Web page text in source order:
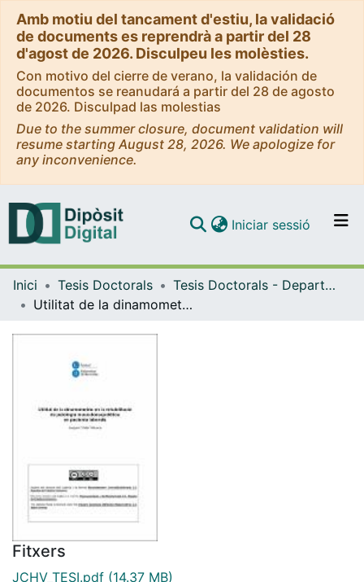
Amb motiu del tancament d'estiu, la validació
de documents es reprendrà a partir del 28
d'agost de 2026. Disculpeu les molèsties.
Con motivo del cierre de verano, la validación de
documentos se reanudará a partir del 28 de agosto
de 2026. Disculpad las molestias
Due to the summer closure, document validation will
resume starting August 28, 2026. We apologize for
any inconvenience.
Navega per tot el DD
Iniciar sessió (current)
Inici Tesis Doctorals
Tesis Doctorals - Departament - Ciències Fisiològiques II
Utilitat de la dinamometria en la rehabilitació de patologia musculoesquelètica en pacients laborals
Fitxers
JCHV_TESI.pdf (14.37 MB)